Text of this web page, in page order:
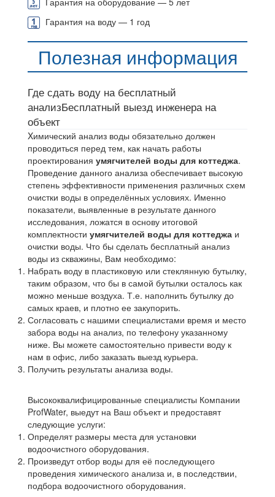
Гарантия на воду — 1 год
Полезная информация
Где сдать воду на бесплатный
анализБесплатный выезд инженера на
объект
Xимический анализ воды обязательно должен
проводиться перед тем, как начать работы
проектирования умягчителей воды для коттеджа.
Проведение данного анализа обеспечивает высокую
степень эффективности применения различных схем
очистки воды в определённых условиях. Именно
показатели, выявленные в результате данного
исследования, ложатся в основу итоговой
комплектности умягчителей воды для коттеджа и
очистки воды. Что бы сделать бесплатный анализ
воды из скважины, Вам необходимо:
Набрать воду в пластиковую или стеклянную бутылку,
таким образом, что бы в самой бутылки осталось как
можно меньше воздуха. Т.е. наполнить бутылку до
самых краев, и плотно ее закупорить.
Согласовать с нашими специалистами время и место
забора воды на анализ, по телефону указанному
ниже. Вы можете самостоятельно привести воду к
нам в офис, либо заказать выезд курьера.
Получить результаты анализа воды.
Высококвалифицированные специалисты Компании
ProfWater, выедут на Ваш объект и предоставят
следующие услуги:
Определят размеры места для установки
водоочистного оборудования.
Произведут отбор воды для её последующего
проведения химического анализа и, в последствии,
подбора водоочистного оборудования.